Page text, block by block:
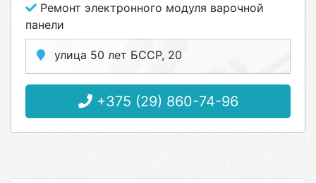
Ремонт электронного модуля варочной
панели
улица 50 лет БССР, 20
+375 (29) 860-74-96